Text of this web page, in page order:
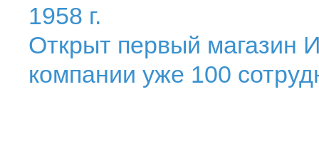
1958 г.
Открыт первый магазин
компании уже 100